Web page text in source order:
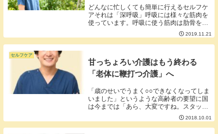
どんなに忙しくても簡単に行えるセルフケ
アそれは「深呼吸」呼吸には様々な筋肉を
使っています。呼吸に使う筋肉は肋骨を固
定する感じの作りになっているので同じ姿
勢を取っていると緊張しっぱなしで疲れて
しまいます。デスクワークや長距離の運転
2019.11.21
セルフケア
甘っちょろい介護はもう終わる
「老体に鞭打つ介護」へ
「歳のせいでうまく○○できなくなってしま
いました」というような高齢者の要望に国
は今までは「あら、大変ですね。スタッフ
がお手伝いしますね」というような対応を
してくれていたのですがこれからは「あ
ら、大変ですね。まず筋肉鍛えて何とかし
2018.10.01